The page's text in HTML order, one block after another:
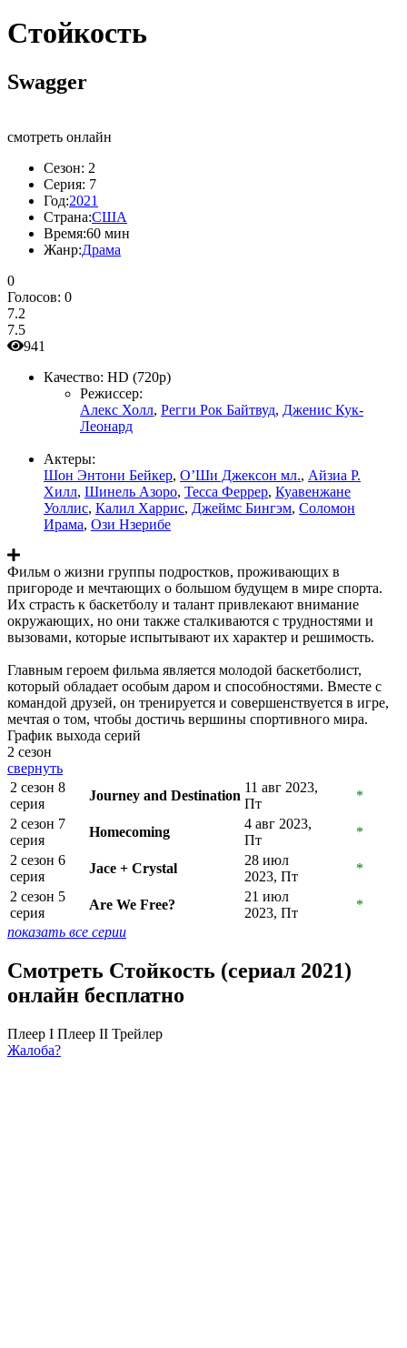
Стойкость
Swagger
смотреть онлайн
Сезон: 2
Серия: 7
Год:2021
Страна:США
Время:60 мин
Жанр:Драма
0
Голосов: 0
7.2
7.5
941
Качество: HD (720p)
Режиссер:
Алекс Холл, Регги Рок Байтвуд, Дженис Кук-
Леонард
Актеры:
Шон Энтони Бейкер, О’Ши Джексон мл., Айзиа Р.
Хилл, Шинель Азоро, Тесса Феррер, Куавенжане
Уоллис, Калил Харрис, Джеймс Бингэм, Соломон
Ирама, Ози Нзерибе
Фильм о жизни группы подростков, проживающих в
пригороде и мечтающих о большом будущем в мире спорта.
Их страсть к баскетболу и талант привлекают внимание
окружающих, но они также сталкиваются с трудностями и
вызовами, которые испытывают их характер и решимость.
Главным героем фильма является молодой баскетболист,
который обладает особым даром и способностями. Вместе с
командой друзей, он тренируется и совершенствуется в игре,
мечтая о том, чтобы достичь вершины спортивного мира.
График выхода серий
2 сезон
свернуть
2 сезон 8
серия
Journey and Destination
11 авг 2023,
Пт
*
2 сезон 7
серия
Homecoming
4 авг 2023,
Пт
*
2 сезон 6
серия
Jace + Crystal
28 июл
2023, Пт
*
2 сезон 5
серия
Are We Free?
21 июл
2023, Пт
*
показать все серии
Смотреть Стойкость (сериал 2021)
онлайн бесплатно
Плеер I Плеер II Трейлер
Жалоба?